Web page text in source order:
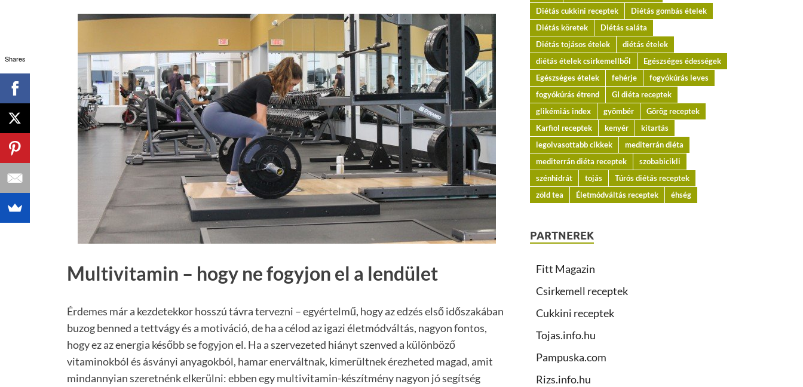
Multivitamin – hogy ne fogyjon el a lendület
Érdemes már a kezdetekkor hosszú távra tervezni – egyértelmű, hogy az edzés első időszakában
buzog benned a tettvágy és a motiváció, de ha a célod az igazi életmódváltás, nagyon fontos,
hogy ez az energia később se fogyjon el. Ha a szervezeted hiányt szenved a különböző
vitaminokból és ásványi anyagokból, hamar enerváltnak, kimerültnek érezheted magad, amit
mindannyian szeretnénk elkerülni: ebben egy multivitamin-készítmény nagyon jó segítség
Diétás cukkini receptek
Diétás gombás ételek
Diétás köretek
Diétás saláta
Diétás tojásos ételek
diétás ételek
diétás ételek csirkemellből
Egészséges édességek
Egészséges ételek
fehérje
fogyókúrás leves
fogyókúrás étrend
GI diéta receptek
glikémiás index
gyömbér
Görög receptek
Karfiol receptek
kenyér
kitartás
legolvasottabb cikkek
mediterrán diéta
mediterrán diéta receptek
szobabicikli
szénhidrát
tojás
Túrós diétás receptek
zöld tea
Életmódváltás receptek éhség
PARTNEREK
Fitt Magazin
Csirkemell receptek
Cukkini receptek
Tojas.info.hu
Pampuska.com
Rizs.info.hu
Shares